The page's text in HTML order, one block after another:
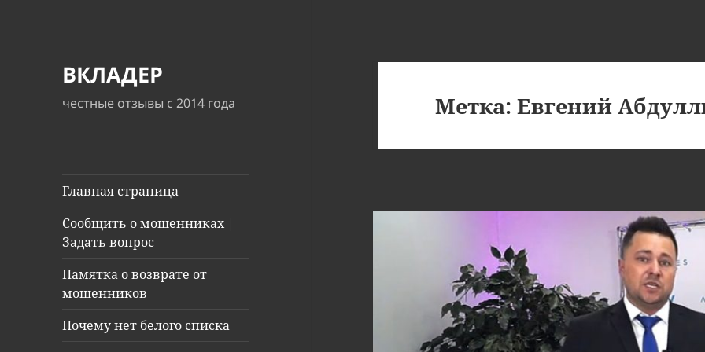
ВКЛАДЕР
честные отзывы с 2014 года
Главная страница
Сообщить о мошенниках |
Задать вопрос
Памятка о возврате от
мошенников
Почему нет белого списка
Метка:Евгений